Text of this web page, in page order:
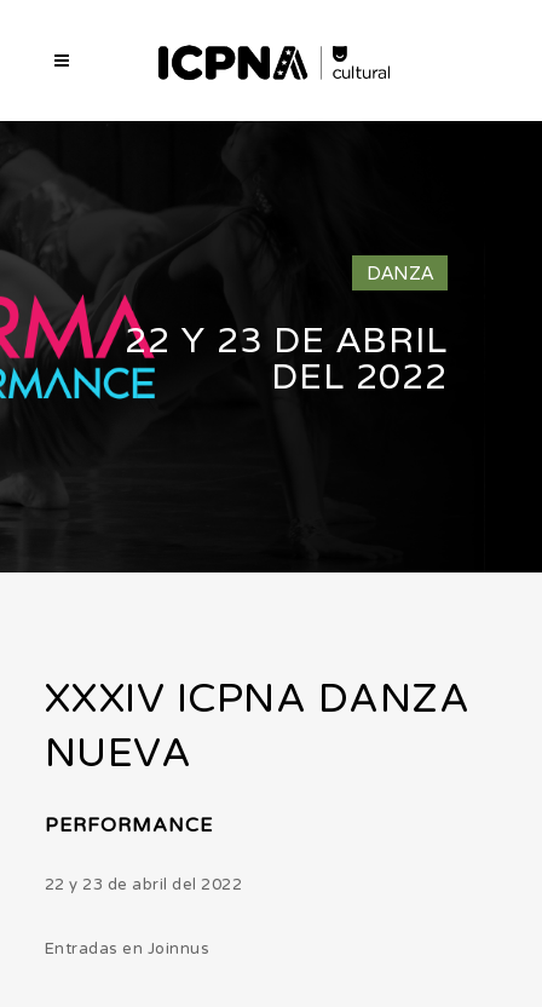
DANZA
22 Y 23 DE ABRIL
DEL 2022
XXXIV ICPNA DANZA
NUEVA
PERFORMANCE
22 y 23 de abril del 2022
Entradas en Joinnus